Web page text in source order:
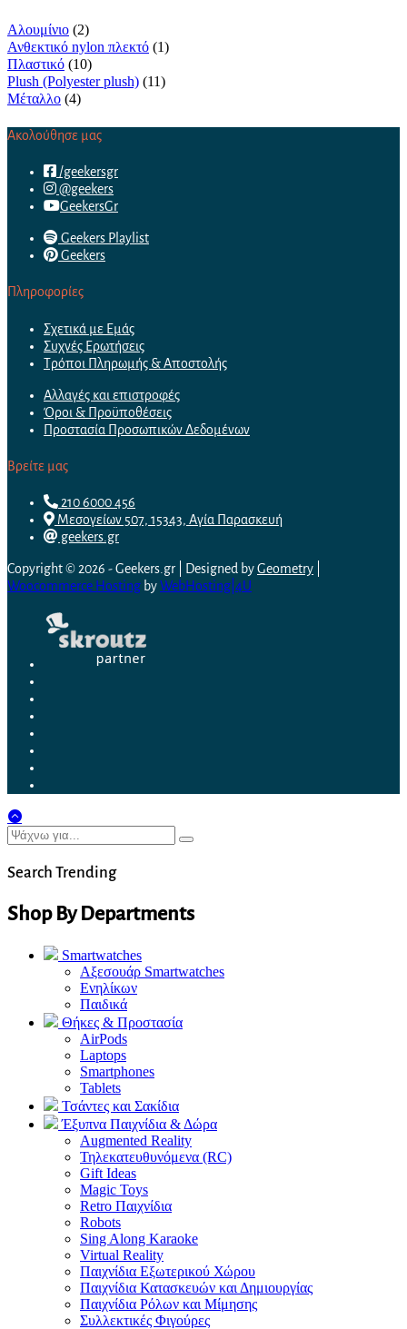
Αλουμίνιο (2)
Ανθεκτικό nylon πλεκτό (1)
Πλαστικό (10)
Plush (Polyester plush) (11)
Μέταλλο (4)
Ακολούθησε μας
/geekersgr
@geekers
GeekersGr
Geekers Playlist
Geekers
Πληροφορίες
Σχετικά με Εμάς
Συχνές Ερωτήσεις
Τρόποι Πληρωμής & Αποστολής
Αλλαγές και επιστροφές
Όροι & Προϋποθέσεις
Προστασία Προσωπικών Δεδομένων
Βρείτε μας
210 6000 456
Μεσογείων 507, 15343, Αγία Παρασκευή
geekers.gr
Copyright © 2026 - Geekers.gr | Designed byGeometry
Woocommerce Hosting byWebHosting|4U
Search Trending
Shop By Departments
Smartwatches
Αξεσουάρ Smartwatches
Ενηλίκων
Παιδικά
Θήκες & Προστασία
AirPods
Laptops
Smartphones
Tablets
Τσάντες και Σακίδια
Έξυπνα Παιχνίδια & Δώρα
Augmented Reality
Τηλεκατευθυνόμενα (RC)
Gift Ideas
Magic Toys
Retro Παιχνίδια
Robots
Sing Along Karaoke
Virtual Reality
Παιχνίδια Εξωτερικού Χώρου
Παιχνίδια Κατασκευών και Δημιουργίας
Παιχνίδια Ρόλων και Μίμησης
Συλλεκτικές Φιγούρες